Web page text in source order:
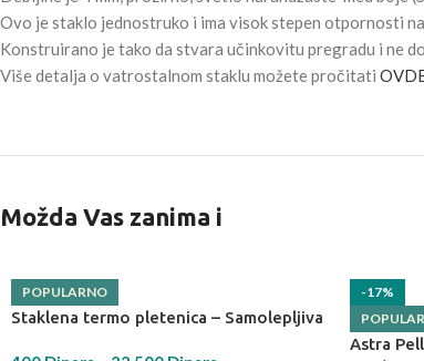
Ovo je staklo jednostruko i ima visok stepen otpornosti
Konstruirano je tako da stvara učinkovitu pregradu i ne
Više detalja o vatrostalnom staklu možete pročitati
Možda Vas zanima i
POPULARNO
Staklena termo pletenica – Samolepljiva
-17%
Astra